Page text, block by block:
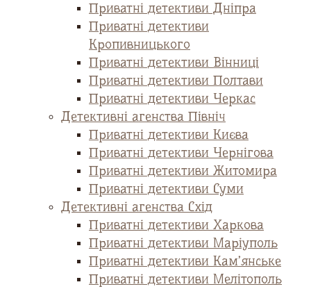
Приватні детективи Дніпра
Приватні детективи
Кропивницького
Приватні детективи Вінниці
Приватні детективи Полтави
Приватні детективи Черкас
Детективні агенства Північ
Приватні детективи Києва
Приватні детективи Чернігова
Приватні детективи Житомира
Приватні детективи Суми
Детективні агенства Схід
Приватні детективи Харкова
Приватні детективи Маріуполь
Приватні детективи Кам’янське
Приватні детективи Мелітополь